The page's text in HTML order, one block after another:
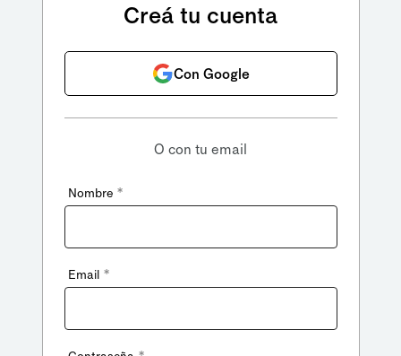
Creá tu cuenta
Con Google
O con tu email
Nombre *
Email *